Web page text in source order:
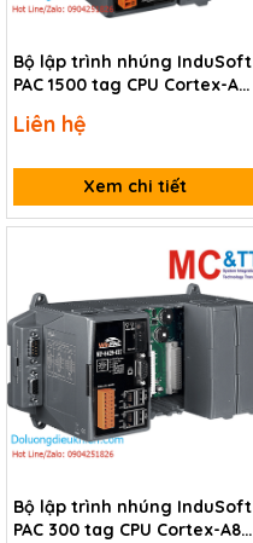
Bộ lập trình nhúng InduSoft
PAC 1500 tag CPU Cortex-A8
I/O ICP DAS WP-8129-CE7-
Liên hệ
Xem chi tiết
Bộ lập trình nhúng InduSoft
PAC 300 tag CPU Cortex-A8 +